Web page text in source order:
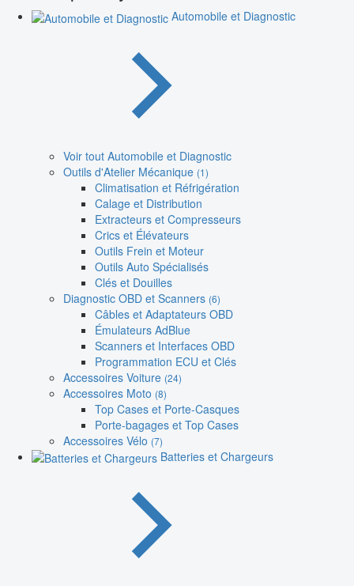
Automobile et Diagnostic
Voir tout Automobile et Diagnostic
Outils d'Atelier Mécanique (1)
Climatisation et Réfrigération
Calage et Distribution
Extracteurs et Compresseurs
Crics et Élévateurs
Outils Frein et Moteur
Outils Auto Spécialisés
Clés et Douilles
Diagnostic OBD et Scanners (6)
Câbles et Adaptateurs OBD
Émulateurs AdBlue
Scanners et Interfaces OBD
Programmation ECU et Clés
Accessoires Voiture (24)
Accessoires Moto (8)
Top Cases et Porte-Casques
Porte-bagages et Top Cases
Accessoires Vélo (7)
Batteries et Chargeurs